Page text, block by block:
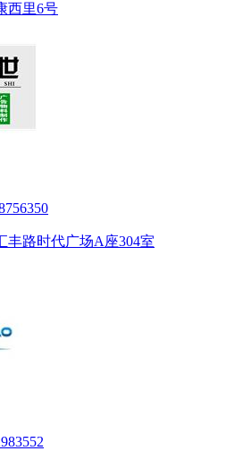
西里6号
丰路时代广场A座304室